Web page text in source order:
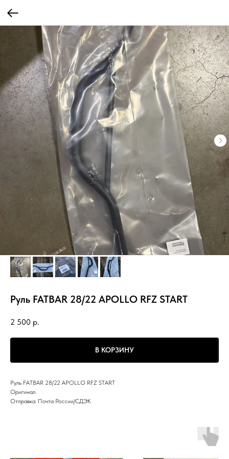
Руль FATBAR 28/22 APOLLO RFZ START
2 500 р.
В КОРЗИНУ
Руль FATBAR 28/22 APOLLO RFZ START
Оригинал.
Отправка: Почта России/СДЭК